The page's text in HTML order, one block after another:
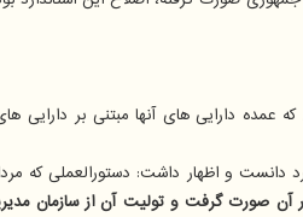
دارایی های آنها مبتنی بر دارایی
دانست و اظهار داشت: دستورالعملی که
های نامشهود مصوب سال ۱۳۹۶ هیات دولت را داشتیم که در سال ۹۸